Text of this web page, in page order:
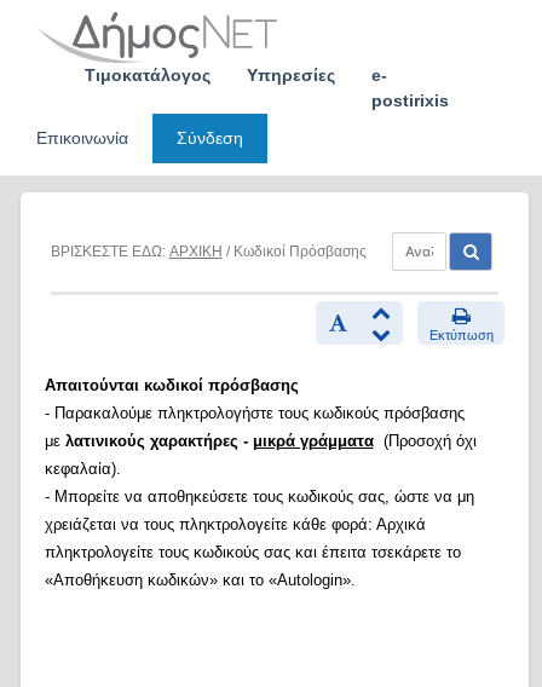
Τιμοκατάλογος Υπηρεσίες
e-
postirixis
Επικοινωνία
Σύνδεση
ΒΡΙΣΚΕΣΤΕ ΕΔΩ: ΑΡΧΙΚΗ / Κωδικοί Πρόσβασης
Εκτύπωση
Απαιτούνται κωδικοί πρόσβασης
- Παρακαλούμε πληκτρολογήστε τους κωδικούς πρόσβασης
με λατινικούς χαρακτήρες - μικρά γράμματα(Προσοχή όχι
κεφαλαία).
- Μπορείτε να αποθηκεύσετε τους κωδικούς σας, ώστε να μη
χρειάζεται να τους πληκτρολογείτε κάθε φορά: Αρχικά
πληκτρολογείτε τους κωδικούς σας και έπειτα τσεκάρετε το
«Αποθήκευση κωδικών» και το «Autologin».